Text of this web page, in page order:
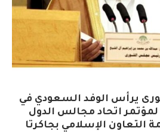
يرأس الوفد السعودي في
أعمال الدورة الـ١٩ لمؤتمر اتحاد مجالس الدول
التعاون الإسلامي بجاكرتا